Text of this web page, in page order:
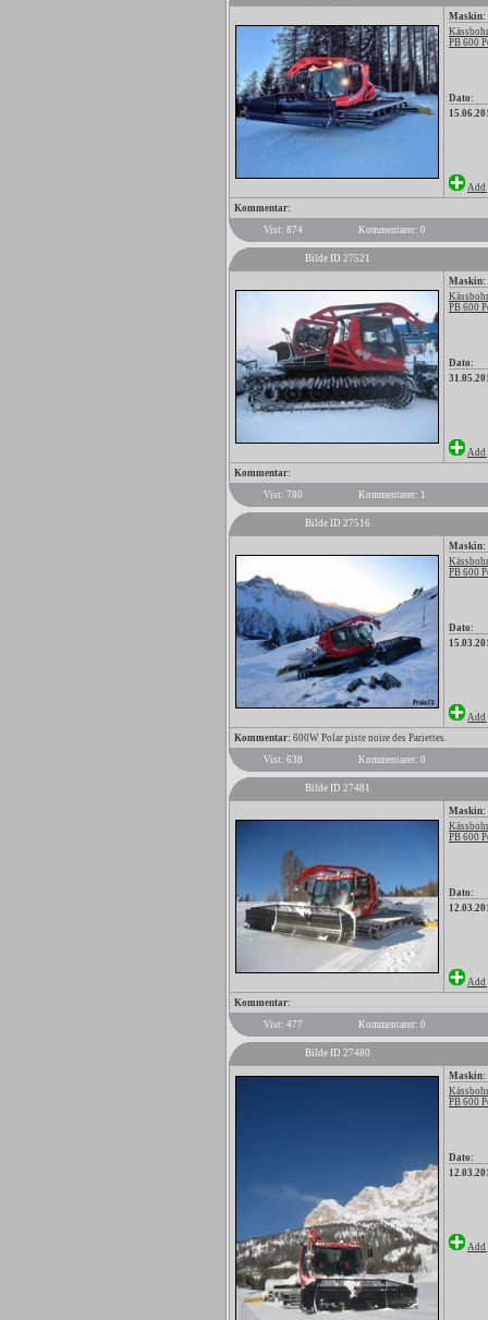
Maskin:
PB 600
Dato:
Add
Kommentar:
Vist: 874
Kommentarer: 0
Bilde ID 27521
Maskin:
PB 600
Dato:
Add
Kommentar:
Vist: 780
Kommentarer: 1
Bilde ID 27516
Maskin:
PB 600
Dato:
Add
Kommentar: 600W Polar piste noire des Pariettes.
Vist: 638
Kommentarer: 0
Bilde ID 27481
Maskin:
PB 600
Dato:
Add
Kommentar:
Vist: 477
Kommentarer: 0
Bilde ID 27480
Maskin:
PB 600
Dato:
Add